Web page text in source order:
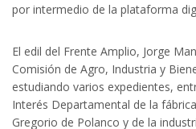
por intermedio de la plataforma
El edil del Frente Amplio, Jorge
Comisión de Agro, Industria y
estudiando varios expedientes,
Interés Departamental de la
Gregorio de Polanco y de la